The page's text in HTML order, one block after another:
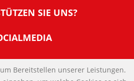
NachDenkSeiten
der NachDenkSeiten
E-Mail-Signaturen
Links
SIE UNS?
Fördermitglied
Bereitstellen unserer Leistungen.